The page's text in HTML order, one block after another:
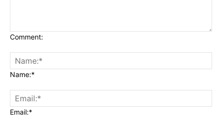
Comment:
Name:*
Email:*